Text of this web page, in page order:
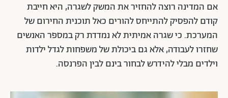
אם המדינה רוצה להחזיר את המשק לשגרה, היא חייבת
קודם להפסיק להתייחס להורים כאל תוכנית החירום של
המערכת. כי שגרה אמיתית לא נמדדת רק במספר האנשים
שחזרו לעבודה, אלא גם ביכולת של משפחות לגדל ילדות
וילדים מבלי להידרש לבחור בינם לבין הפרנסה.